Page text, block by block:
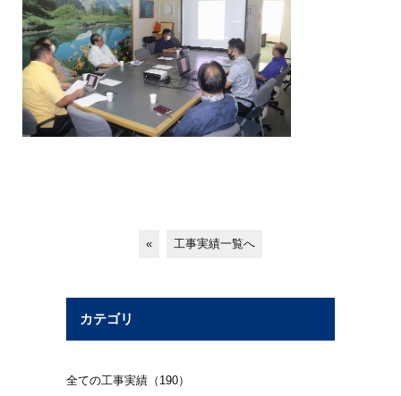
« 工事実績一覧へ
カテゴリ
全ての工事実績（190）